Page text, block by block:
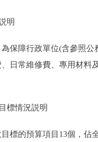
明
障行政單位(含參照公
日常維修費、專用材料
情況説明
的預算項目13個，佔全